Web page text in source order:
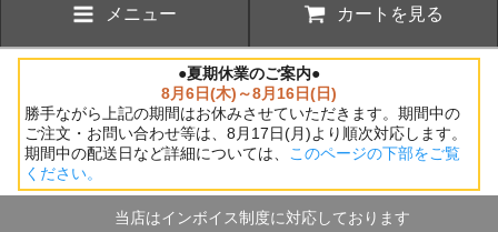
メニュー カートを見る
●夏期休業のご案内●
8月6日(木)～8月16日(日)
勝手ながら上記の期間はお休みさせていただきます。期間中の
ご注文・お問い合わせ等は、8月17日(月)より順次対応します。
期間中の配送日など詳細については、 このページの下部をご覧
ください。
当店はインボイス制度に対応しております